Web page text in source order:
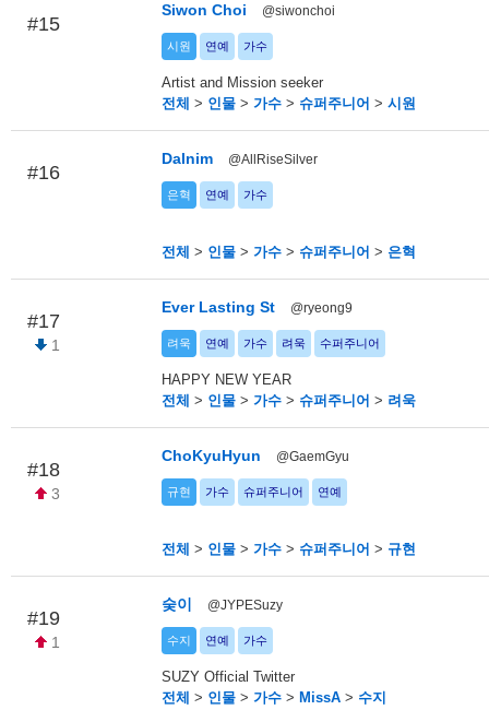
#15
Siwon Choi @siwonchoi
시원 연예 가수
Artist and Mission seeker
전체 > 인물 > 가수 > 슈퍼주니어 > 시원
#16
Dalnim @AllRiseSilver
은혁 연예 가수
전체 > 인물 > 가수 > 슈퍼주니어 > 은혁
#17
1
Ever Lasting St @ryeong9
려욱 연예 가수 려욱 수퍼주니어
HAPPY NEW YEAR
전체 > 인물 > 가수 > 슈퍼주니어 > 려욱
#18
3
ChoKyuHyun @GaemGyu
규현 가수 슈퍼주니어 연예
전체 > 인물 > 가수 > 슈퍼주니어 > 규현
#19
1
숮이 @JYPESuzy
수지 연예 가수
SUZY Official Twitter
전체 > 인물 > 가수 > MissA > 수지